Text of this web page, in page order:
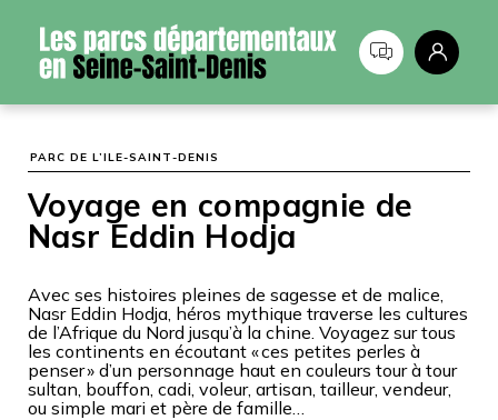
PARC DE L’ILE-SAINT-DENIS
Voyage en compagnie de
Nasr Eddin Hodja
Avec ses histoires pleines de sagesse et de malice,
Nasr Eddin Hodja, héros mythique traverse les cultures
de l’Afrique du Nord jusqu’à la chine. Voyagez sur tous
les continents en écoutant « ces petites perles à
penser » d’un personnage haut en couleurs tour à tour
sultan, bouffon, cadi, voleur, artisan, tailleur, vendeur,
ou simple mari et père de famille…